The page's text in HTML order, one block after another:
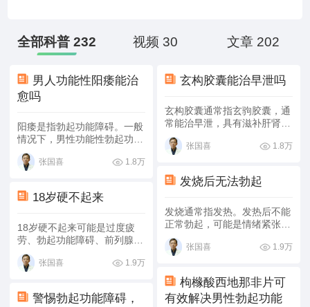
全部科普 232 视频 30 文章 202
男人功能性阳痿能治
愈吗
阳痿是指勃起功能障碍。一般
情况下，男性功能性勃起功能
障碍可以治愈。
张国喜 1.8万
18岁硬不起来
18岁硬不起来可能是过度疲
劳、勃起功能障碍、前列腺炎
等引起的，建议患者及时就
医，明确病因，在医生的指导
方式缓解。
张国喜 1.9万
警惕勃起功能障碍，
玄构胶囊能治早泄吗
玄构胶囊通常指玄驹胶囊，通
常能治早泄，具有滋补肝肾的
作用。
张国喜 1.8万
发烧后无法勃起
发烧通常指发热。发热后不能
正常勃起，可能是情绪紧张、
身体虚弱等生理原因造成的，
也可能是尿道感染、勃起功能
根据具体的原因对症治疗。
张国喜 1.9万
枸橼酸西地那非片可
有效解决男性勃起功能